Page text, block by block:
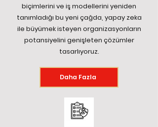
biçimlerini ve iş modellerini yeniden
tanımladığı bu yeni çağda, yapay zeka
ile büyümek isteyen organizasyonların
potansiyelini genişleten çözümler
tasarlıyoruz.
Daha Fazla